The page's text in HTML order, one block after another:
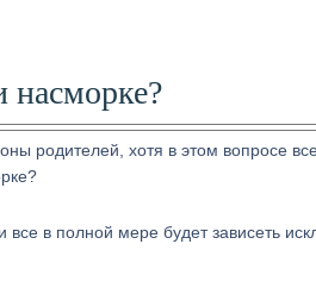
родителей, хотя в этом вопросе
в полной мере будет зависеть